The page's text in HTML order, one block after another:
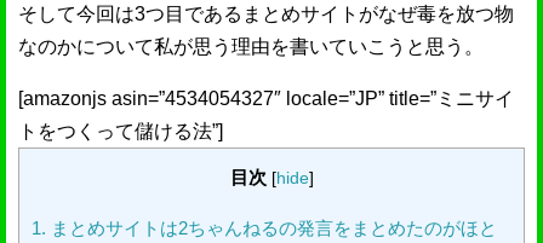
そして今回は3つ目であるまとめサイトがなぜ毒を放つ物
なのかについて私が思う理由を書いていこうと思う。
[amazonjs asin=”4534054327″ locale=”JP” title=”ミニサイ
トをつくって儲ける法”]
目次 [hide]
1. まとめサイトは2ちゃんねるの発言をまとめたのがほと